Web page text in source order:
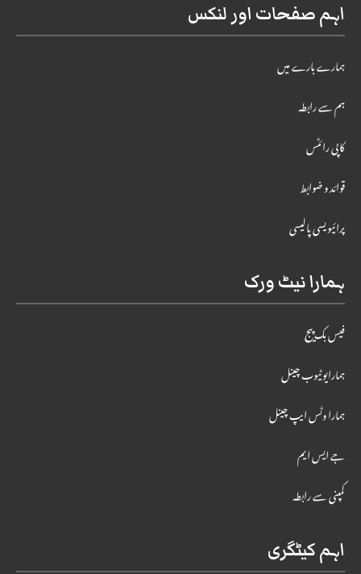
اہم صفحات اور لنکس
ہمارے بارے میں
ہم سے رابطہ
کاپی رائٹس
قوائد و ضوابط
پرائیویسی پالیسی
ہمارا نیٹ ورک
فیس بک پیج
ہمارایوٹیوب چینل
ہمارا وٹس ایپ چینل
جے ایس ایم
کمپنی سے رابطہ
اہم کیٹگری